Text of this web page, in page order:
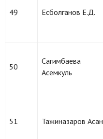
49 Есболганов Е.Д.
50
Сагимбаева
Асемкуль
51 Тажиназаров Асан